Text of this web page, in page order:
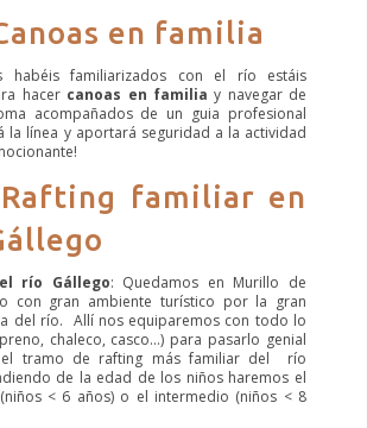
en familia
habéis familiarizados con el río estáis
hacer canoas en familia y navegar de
acompañados de un guia profesional
la línea y aportará seguridad a la actividad
familiar en
río Gállego: Quedamos en Murillo de
con gran ambiente turístico por la gran
del río. Allí nos equiparemos con todo lo
chaleco, casco…) para pasarlo genial
el tramo de rafting más familiar del río
de la edad de los niños haremos el
< 6 años) o el intermedio (niños < 8